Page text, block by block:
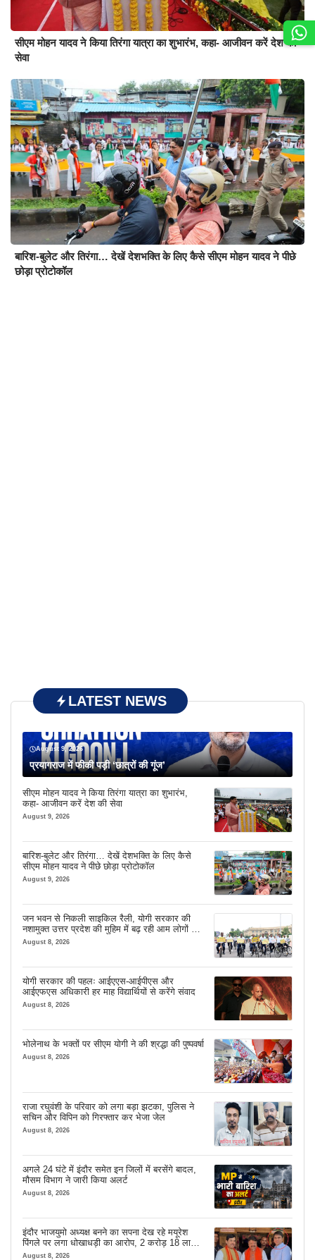
सीएम मोहन यादव ने किया तिरंगा यात्रा का शुभारंभ, कहा- आजीवन करें देश की
सेवा
बारिश-बुलेट और तिरंगा… देखें देशभक्ति के लिए कैसे सीएम मोहन यादव ने पीछे
छोड़ा प्रोटोकॉल
LATEST NEWS
August 9, 2026
प्रयागराज में फीकी पड़ी ‘छात्रों की गूंज’
सीएम मोहन यादव ने किया तिरंगा यात्रा का शुभारंभ,
कहा- आजीवन करें देश की सेवा
August 9, 2026
बारिश-बुलेट और तिरंगा… देखें देशभक्ति के लिए कैसे
सीएम मोहन यादव ने पीछे छोड़ा प्रोटोकॉल
August 9, 2026
जन भवन से निकली साइकिल रैली, योगी सरकार की
नशामुक्त उत्तर प्रदेश की मुहिम में बढ़ रही आम लोगों की
भागीदारी
August 8, 2026
योगी सरकार की पहलः आईएएस-आईपीएस और
आईएफएस अधिकारी हर माह विद्यार्थियों से करेंगे संवाद
August 8, 2026
भोलेनाथ के भक्तों पर सीएम योगी ने की श्रद्धा की पुष्पवर्षा
August 8, 2026
राजा रघुवंशी के परिवार को लगा बड़ा झटका, पुलिस ने
सचिन और विपिन को गिरफ्तार कर भेजा जेल
August 8, 2026
अगले 24 घंटे में इंदौर समेत इन जिलों में बरसेंगे बादल,
मौसम विभाग ने जारी किया अलर्ट
August 8, 2026
इंदौर भाजयुमो अध्यक्ष बनने का सपना देख रहे मयूरेश
पिंगले पर लगा धोखाधड़ी का आरोप, 2 करोड़ 18 लाख
लेने के बाद भी नहीं दिया जमीन का कब्जा
August 8, 2026